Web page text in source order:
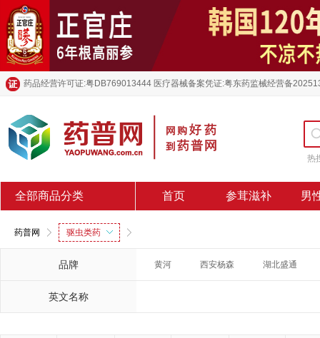
药品经营许可证:粤DB769013444 医疗器械备案凭证:粤东药监械经营备
热
全部商品分类 首页 参茸滋补 男
药普网 驱虫类药
品牌 黄河 西安杨森 湖北盛通
英文名称